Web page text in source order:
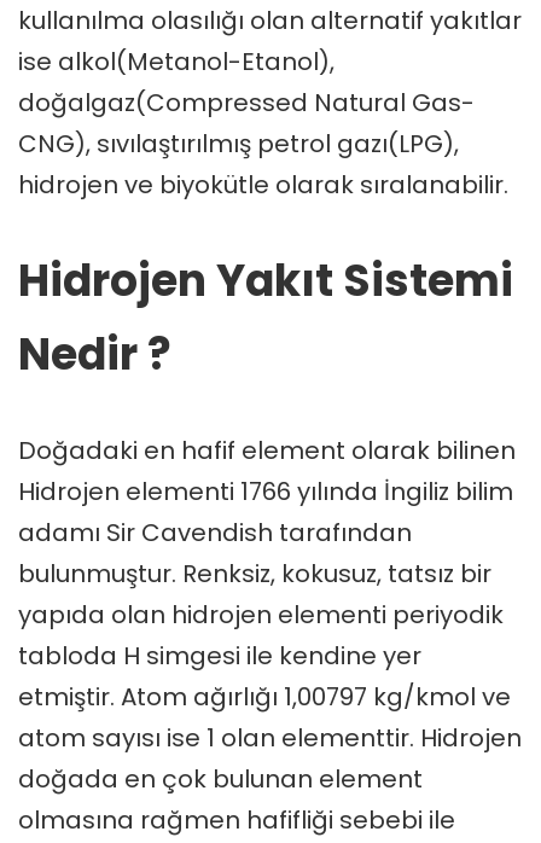
kullanılma olasılığı olan alternatif yakıtlar
ise alkol(Metanol-Etanol),
doğalgaz(Compressed Natural Gas-
CNG), sıvılaştırılmış petrol gazı(LPG),
hidrojen ve biyokütle olarak sıralanabilir.
Hidrojen Yakıt Sistemi
Nedir ?
Doğadaki en hafif element olarak bilinen
Hidrojen elementi 1766 yılında İngiliz bilim
adamı Sir Cavendish tarafından
bulunmuştur. Renksiz, kokusuz, tatsız bir
yapıda olan hidrojen elementi periyodik
tabloda H simgesi ile kendine yer
etmiştir. Atom ağırlığı 1,00797 kg/kmol ve
atom sayısı ise 1 olan elementtir. Hidrojen
doğada en çok bulunan element
olmasına rağmen hafifliği sebebi ile